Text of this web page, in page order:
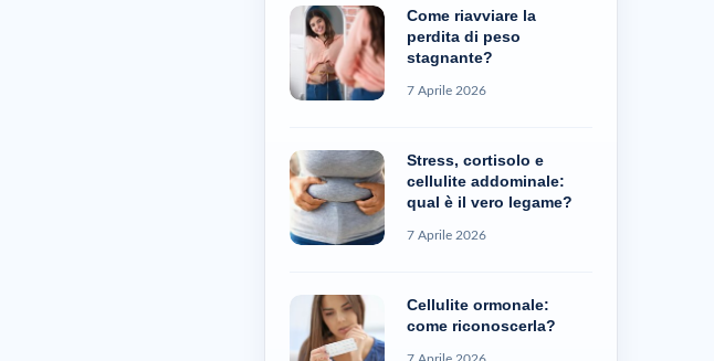
Come riavviare la
perdita di peso
stagnante?
7 Aprile 2026
Stress, cortisolo e
cellulite addominale:
qual è il vero legame?
7 Aprile 2026
Cellulite ormonale:
come riconoscerla?
7 Aprile 2026